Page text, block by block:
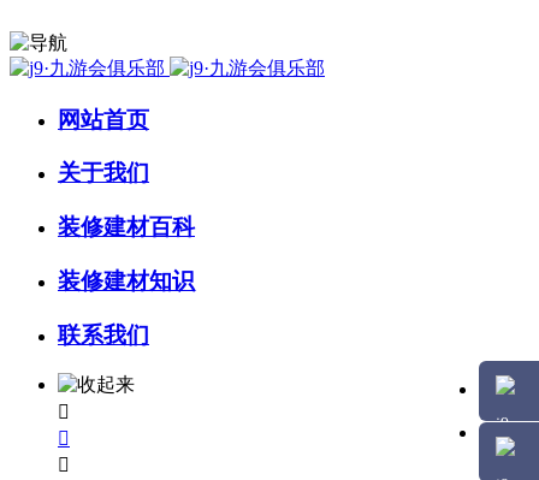
网站首页
关于我们
装修建材百科
装修建材知识
联系我们


